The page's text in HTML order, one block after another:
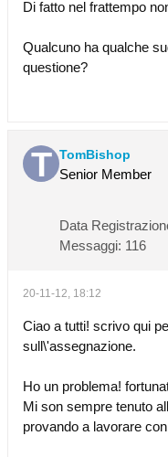
Di fatto nel frattempo
Qualcuno ha qualche
questione?
TomBishop
Senior Member
Data
Messaggi: 116
20-11-12, 18:12
Ciao a tutti! scrivo qui
sull\'assegnazione.
Ho un problema!
Mi son sempre tenuto
provando a lavorare